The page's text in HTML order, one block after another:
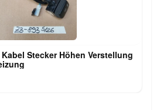
Stecker Höhen Verstellung